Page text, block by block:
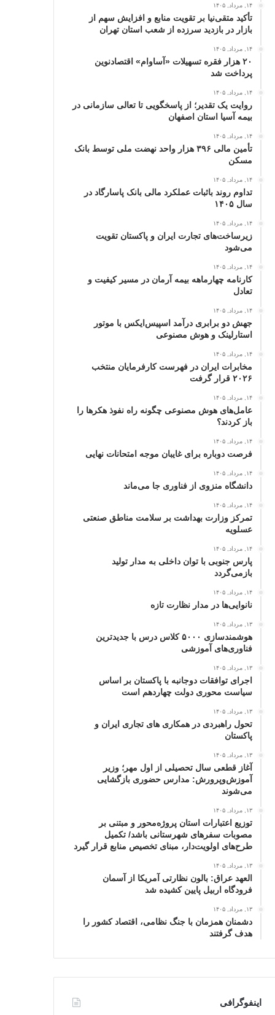
۱۴, مرداد, ۱۴۰۵
تأکید متقی‌نیا بر تقویت منابع و افزایش سهم از
بازار در بازدید سرزده از شعب استان تهران
۱۴, مرداد, ۱۴۰۵
۲۰ هزار فقره تسهیلات «آساوام» اقتصادنوین
پرداخت شد
۱۴, مرداد, ۱۴۰۵
روایت یک تقدیر؛ از پاسخگویی تا تعالی سازمانی در
بیمه آسیا استان اصفهان
۱۴, مرداد, ۱۴۰۵
تأمین مالی ۳۹۶ هزار واحد نهضت ملی توسط بانک
مسکن
۱۴, مرداد, ۱۴۰۵
تداوم روند باثبات عملکرد مالی بانک پاسارگاد در
سال ۱۴۰۵
۱۴, مرداد, ۱۴۰۵
زیرساخت‌های تجارت ایران و پاکستان تقویت
می‌شود
۱۴, مرداد, ۱۴۰۵
کارنامه چهارماهه بیمه آرمان در مسیر کیفیت و
تعادل
۱۴, مرداد, ۱۴۰۵
جهش دو برابری درآمد اسپیس‌ایکس با موتور
استارلینک و هوش مصنوعی
۱۴, مرداد, ۱۴۰۵
مخابرات ایران در فهرست کارفرمایان منتخب
۲۰۲۶ قرار گرفت
۱۴, مرداد, ۱۴۰۵
عامل‌های هوش مصنوعی چگونه راه نفوذ هکرها را
باز کردند؟
۱۴, مرداد, ۱۴۰۵
فرصت دوباره برای غایبان موجه امتحانات نهایی
۱۴, مرداد, ۱۴۰۵
دانشگاه منزوی از فناوری جا می‌ماند
۱۴, مرداد, ۱۴۰۵
تمرکز وزارت بهداشت بر سلامت مناطق صنعتی
عسلویه
۱۴, مرداد, ۱۴۰۵
پارس جنوبی با توان داخلی به مدار تولید
بازمی‌گردد
۱۴, مرداد, ۱۴۰۵
نانوایی‌ها در مدار نظارت تازه
۱۳, مرداد, ۱۴۰۵
هوشمندسازی ۵۰۰۰ کلاس درس با جدیدترین
فناوری‌های آموزشی
۱۳, مرداد, ۱۴۰۵
اجرای توافقات دوجانبه با پاکستان بر اساس
سیاست محوری دولت چهاردهم است
۱۳, مرداد, ۱۴۰۵
تحول راهبردی در همکاری های تجاری ایران و
پاکستان
۱۳, مرداد, ۱۴۰۵
آغاز قطعی سال تحصیلی از اول مهر؛ وزیر
آموزش‌وپرورش: مدارس حضوری بازگشایی
می‌شوند
۱۳, مرداد, ۱۴۰۵
توزیع اعتبارات استان پروژه‌محور و مبتنی بر
مصوبات سفرهای شهرستانی باشد/ تکمیل
طرح‌های اولویت‌دار، مبنای تخصیص منابع قرار گیرد
۱۳, مرداد, ۱۴۰۵
العهد عراق: بالون نظارتی آمریکا از آسمان
فرودگاه اربیل پایین کشیده شد
۱۳, مرداد, ۱۴۰۵
دشمنان همزمان با جنگ نظامی، اقتصاد کشور را
هدف گرفتند
اینفوگرافی